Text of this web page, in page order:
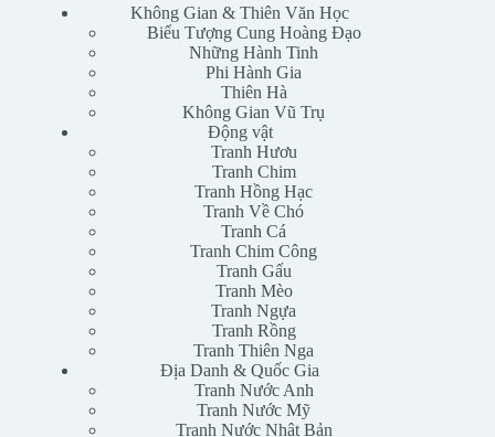
Không Gian & Thiên Văn Học
Biểu Tượng Cung Hoàng Đạo
Những Hành Tinh
Phi Hành Gia
Thiên Hà
Không Gian Vũ Trụ
Động vật
Tranh Hươu
Tranh Chim
Tranh Hồng Hạc
Tranh Về Chó
Tranh Cá
Tranh Chim Công
Tranh Gấu
Tranh Mèo
Tranh Ngựa
Tranh Rồng
Tranh Thiên Nga
Địa Danh & Quốc Gia
Tranh Nước Anh
Tranh Nước Mỹ
Tranh Nước Nhật Bản